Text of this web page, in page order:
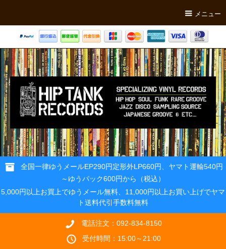
メニュー
全国一律ゆうメールEP290円定形外LP660円、ヤマト運輸540円
～ゆうパック600円から（税込）
5,000円以上お買上でゆうメール無料、11,000円以上お買い上げでヤマ
ト送料代引手数料無料
電話注文：092-834-8150
受付時間：15:00～21:00